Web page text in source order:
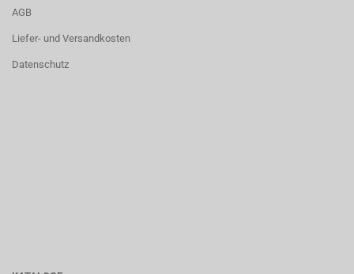
AGB
Liefer- und Versandkosten
Datenschutz